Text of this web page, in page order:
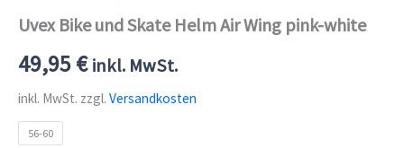
Uvex Bike und Skate Helm Air Wing pink-white
49,95€ inkl. MwSt.
inkl. MwSt. zzgl. Versandkosten
56-60